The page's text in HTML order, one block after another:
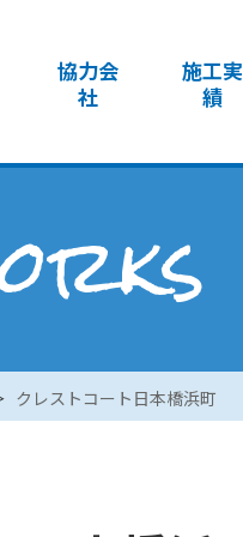
協力会
社
施工実
績
クレストコート日本橋浜町